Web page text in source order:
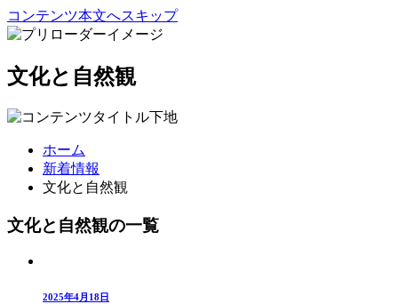
コンテンツ本文へスキップ
文化と自然観
ホーム
新着情報
文化と自然観
文化と自然観の一覧
2025年4月18日